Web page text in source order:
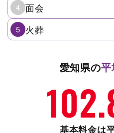
4 面会
5 火葬
愛知県の
基本料金は